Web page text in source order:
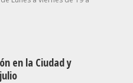
en la Ciudad y